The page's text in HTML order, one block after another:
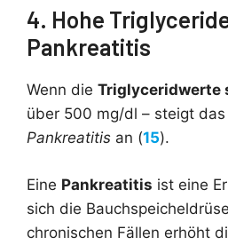
4. Hohe
Pankreatitis
Wenn die Triglyceridwerte
über 500 mg/dl – steigt das
Pankreatitis an (15).
Eine Pankreatitis ist eine
sich die
chronischen Fällen erhöht